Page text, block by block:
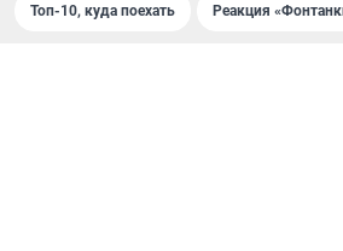
Топ-10, куда поехать Реакция